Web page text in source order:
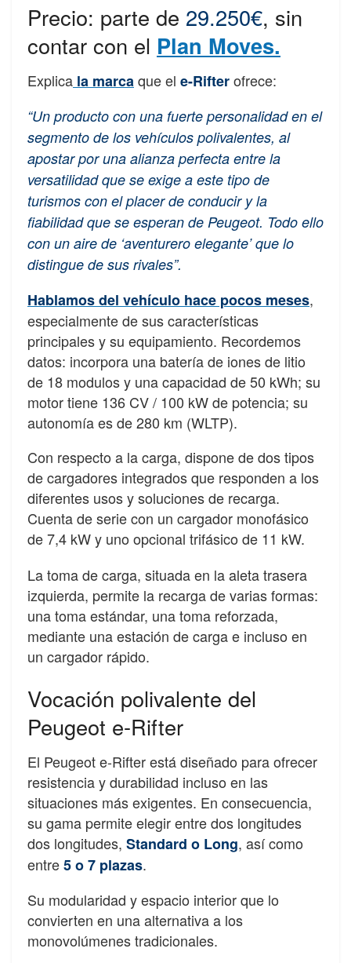
Precio: parte de 29.250€, sin
contar con el Plan Moves.
Explica la marcaque el e-Rifterofrece:
“Un producto con una fuerte personalidad en el
segmento de los vehículos polivalentes, al
apostar por una alianza perfecta entre la
versatilidad que se exige a este tipo de
turismos con el placer de conducir y la
fiabilidad que se esperan de Peugeot. Todo ello
con un aire de ‘aventurero elegante’ que lo
distingue de sus rivales”.
Hablamos del vehículo hace pocos meses,
especialmente de sus características
principales y su equipamiento. Recordemos
datos: incorpora una batería de iones de litio
de 18 modulos y una capacidad de 50 kWh; su
motor tiene 136 CV / 100 kW de potencia; su
autonomía es de 280 km (WLTP).
Con respecto a la carga, dispone de dos tipos
de cargadores integrados que responden a los
diferentes usos y soluciones de recarga.
Cuenta de serie con un cargador monofásico
de 7,4 kW y uno opcional trifásico de 11 kW.
La toma de carga, situada en la aleta trasera
izquierda, permite la recarga de varias formas:
una toma estándar, una toma reforzada,
mediante una estación de carga e incluso en
un cargador rápido.
Vocación polivalente del
Peugeot e-Rifter
El Peugeot e-Rifter está diseñado para ofrecer
resistencia y durabilidad incluso en las
situaciones más exigentes. En consecuencia,
su gama permite elegir entre dos longitudes
dos longitudes, Standard o Long, así como
entre5 o 7 plazas.
Su modularidad y espacio interior que lo
convierten en una alternativa a los
monovolúmenes tradicionales.